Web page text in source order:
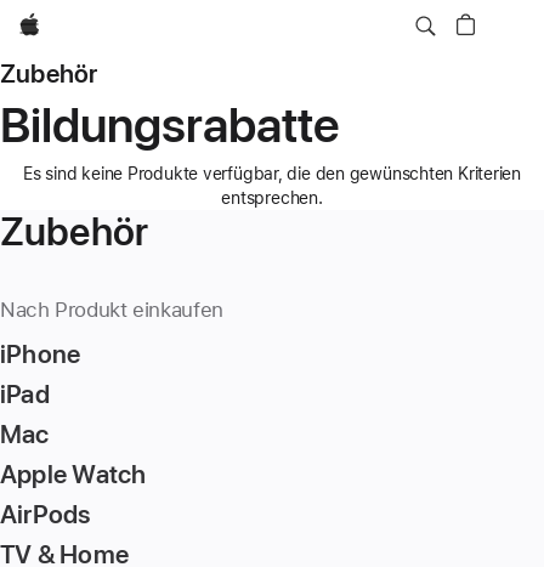
Apple
Zubehör
Bildungsrabatte
Es sind keine Produkte verfügbar, die den gewünschten Kriterien
entsprechen.
Zubehör
Nach Produkt einkaufen
iPhone
iPad
Mac
Apple Watch
AirPods
TV & Home